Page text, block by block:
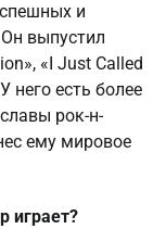
и
выпустил
«I Just Called
него есть более
рок-н-
ему мировое
играет?